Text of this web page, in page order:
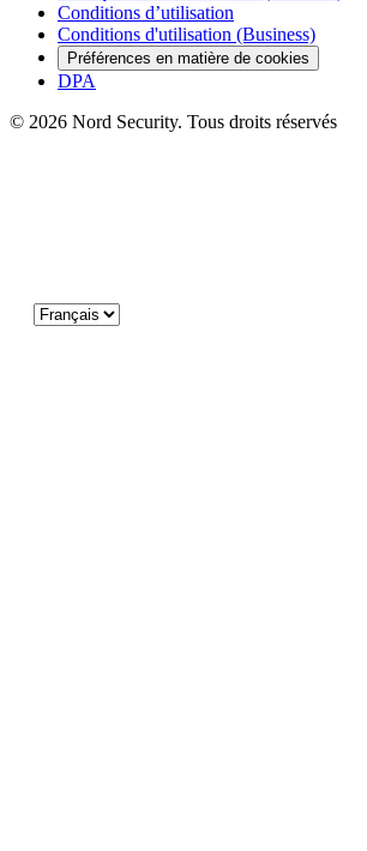
Conditions d’utilisation
Conditions d'utilisation (Business)
Préférences en matière de cookies
DPA
© 2026 Nord Security. Tous droits réservés